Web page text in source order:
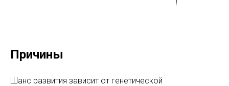
Причины
Шанс развития зависит от генетической